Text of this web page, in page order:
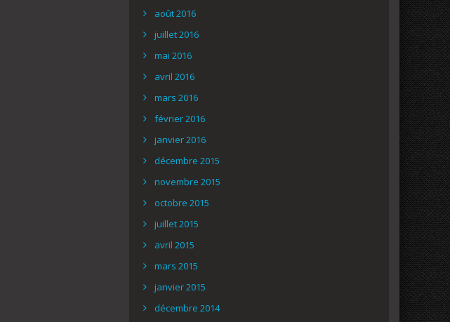
août 2016
juillet 2016
mai 2016
avril 2016
mars 2016
février 2016
janvier 2016
décembre 2015
novembre 2015
octobre 2015
juillet 2015
avril 2015
mars 2015
janvier 2015
décembre 2014